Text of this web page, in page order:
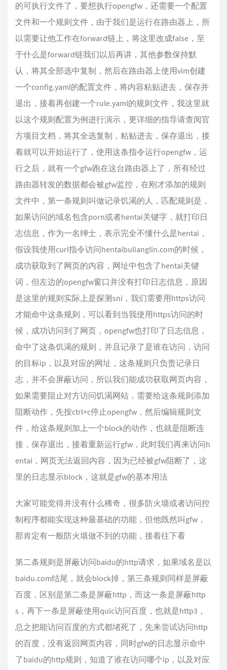
的可执行文件了，要想执行opengfw，还需要一个配置
文件和一个规则文件，由于我们是运行在路由器上，所
以需要让他工作在forward链上，将这里改成false，至
于什么是forward链我们以后再讲，其他参数保持默
认，将其全部选中复制，然后在路由器上使用vim创建
一个config.yaml的配置文件，将内容粘贴进去，保存并
退出，接着再创建一个rule.yaml的规则文件，我这里就
以这个规则配置为例进行演示，更详细的指导请查阅官
方项目文档，将其全选复制，粘贴进去，保存退出，接
着就可以开始运行了，使用这条指令运行opengfw，运
行之后，就有一个gfw跑在这台路由器上了，所有经过
路由器转发的数据都会被gfw监控，在刚才添加的规则
文件中，第一条规则叫做记录饥渴的人，匹配规则是，
如果访问的域名包含porn或者hentai关键字，就打印日
志信息，作为一名绅士，表示完全不懂什么是hentai，
假设我使用curl指令访问hentaibulianglin.com的时候，
成功获取到了网页的内容，网址中包含了hentai关键
词，但左边的opengfw窗口并没有打印日志信息，原因
是这里的规则实际上是探测sni，我们需要用https访问
才能命中这条规则，可以看到当我使用https访问的时
候，成功访问到了网页，opengfw也打印了日志信息，
命中了这条饥渴的规则，并且记录了是谁在访问，访问
的目标ip，以及对应的网址，这条规则只负责记录日
志，并不会屏蔽访问，所以我们能成功获取网页内容，
如果需要阻止对方访问饥渴网站，需要给这条规则添加
阻断动作，先按ctrl+c停止opengfw，然后编辑规则文
件，给这条规则加上一个block的动作，也就是阻断连
接，保存退出，接着重新运行gfw，此时我们再来访问h
entai，网页无法返回内容，因为已经被gfw阻断了，这
里的日志显示block，这就是gfw的基本用法
大家可能觉得并没有什么稀奇，很多防火墙或者访问控
制程序都能实现这种最基础的功能，但他既然叫gfw，
那肯定有一般防火墙做不到的功能，接着往下看
第二条规则是屏蔽访问baidu的http请求，如果域名是以
baidu.com结尾，就会block掉，第三条规则同样是屏蔽
百度，区别是第二条是屏蔽http，而这一条是屏蔽http
s，再下一条是屏蔽使用quic访问百度，也就是http3，
总之把能访问百度的方式都堵死了，先来尝试访问http
的百度，没有返回网页内容，同时gfw的日志显示命中
了baidu的http规则，知道了谁在访问哪个ip，以及对应